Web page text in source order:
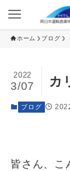
ホーム ブログ
カ
2022
3/07
ブログ
皆さん、こ